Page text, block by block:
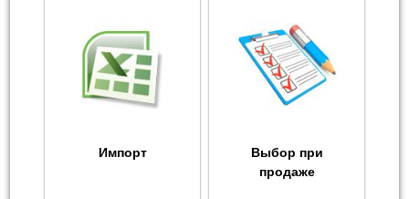
Импорт
Выбор при
продаже